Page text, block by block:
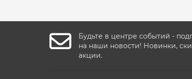
Будьте в центре событий -
на наши новости! Новинки,
акции.